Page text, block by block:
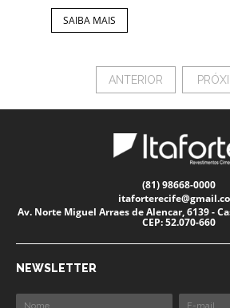
SAIBA MAIS
ANTERIOR
(81) 98668-0000
Av. Norte Miguel Arraes de Alencar, 6139 -
CEP: 52.070-660
NEWSLETTER